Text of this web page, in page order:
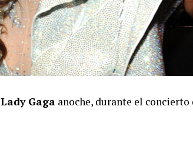
Lady Gaga anoche, durante el concierto